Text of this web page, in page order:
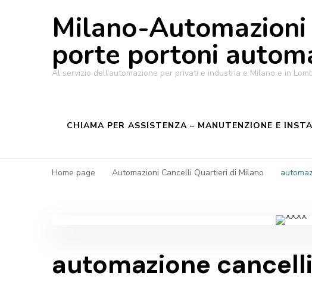
Milano-
porte portoni
Al servizio dell'automazione per privati e industria e Milano e in
CHIAMA PER ASSISTENZA – MANUTENZIONE E
Home page Automazioni Cancelli Quartieri di Milano
automazione